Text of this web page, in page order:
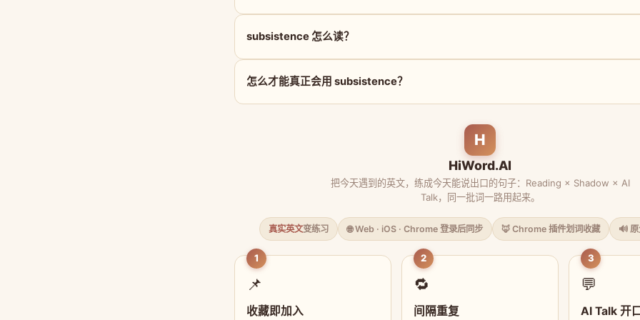
subsistence 怎么读？
怎么才能真正会用 subsistence？
H
HiWord.AI
把今天遇到的英文，练成今天能说出口的句子：Reading × Shadow × AI
Talk，同一批词一路用起来。
真实英文变练习 🌐 Web · iOS · Chrome 登录后同步 🦊 Chrome 插件划词收藏 🔊
1
📌
收藏即加入
2
🔁
间隔重复
3
💬
AI Talk 开